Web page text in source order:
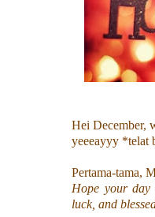
Hei December,
yeeeayyy *telat
Pertama-tama,
Hope your
luck, and